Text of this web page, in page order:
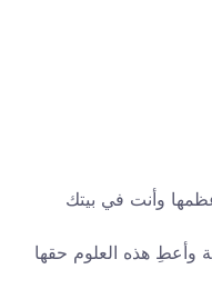
وأنت في بيتك
وأعطِ هذه العلوم حقها